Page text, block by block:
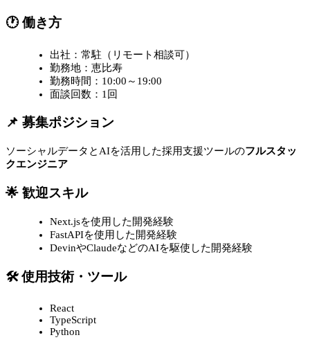
🕐 働き方
出社：常駐（リモート相談可）
勤務地：恵比寿
勤務時間：10:00～19:00
面談回数：1回
📌 募集ポジション
ソーシャルデータとAIを活用した採用支援ツールのフルスタッ
クエンジニア
🌟 歓迎スキル
Next.jsを使用した開発経験
FastAPIを使用した開発経験
DevinやClaudeなどのAIを駆使した開発経験
🛠 使用技術・ツール
React
TypeScript
Python